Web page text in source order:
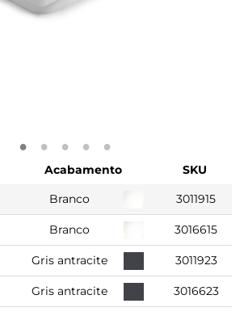
Acabamento
SKU
Branco 3011915
Branco 3016615
Gris antracite 3011923
Gris antracite 3016623